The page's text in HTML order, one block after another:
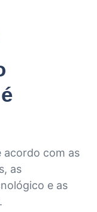
acordo com as
as
e as